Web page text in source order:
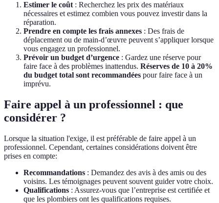
Estimer le coût: Recherchez les prix des matériaux
nécessaires et estimez combien vous pouvez investir dans la
réparation.
Prendre en compte les frais annexes : Des frais de
déplacement ou de main-d’œuvre peuvent s’appliquer lorsque
vous engagez un professionnel.
Prévoir un budget d’urgence : Gardez une réserve pour
faire face à des problèmes inattendus. Réserves de 10 à 20%
du budget total sont recommandées pour faire face à un
imprévu.
Faire appel à un professionnel : que
considérer ?
Lorsque la situation l'exige, il est préférable de faire appel à un
professionnel. Cependant, certaines considérations doivent être
prises en compte:
Recommandations : Demandez des avis à des amis ou des
voisins. Les témoignages peuvent souvent guider votre choix.
Qualifications : Assurez-vous que l’entreprise est certifiée et
que les plombiers ont les qualifications requises.